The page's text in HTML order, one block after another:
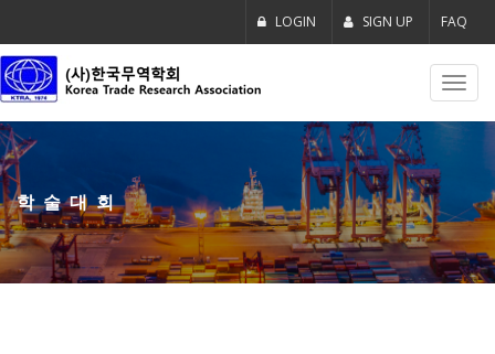
LOGIN SIGN UP FAQ
학술대회